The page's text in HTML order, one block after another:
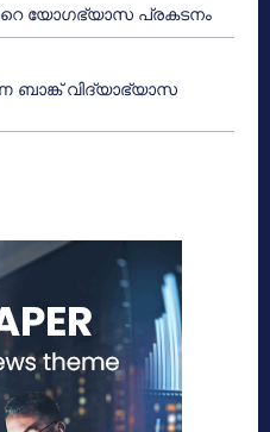
യോഗഭ്യാസ പ്രകടനം
വിദ്യാഭ്യാസ